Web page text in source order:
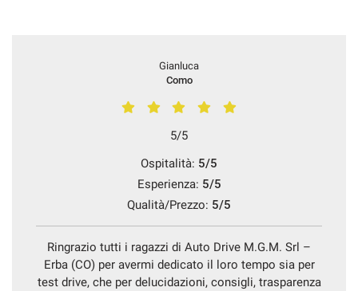
Gianluca
Como
5/5
Ospitalità: 5/5
Esperienza: 5/5
Qualità/Prezzo: 5/5
Ringrazio tutti i ragazzi di Auto Drive M.G.M. Srl –
Erba (CO) per avermi dedicato il loro tempo sia per
test drive, che per delucidazioni, consigli, trasparenza